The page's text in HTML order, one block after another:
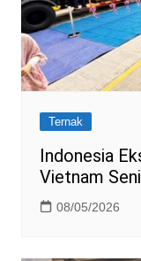
Ternak
Indonesia
Vietnam
08/05/2026